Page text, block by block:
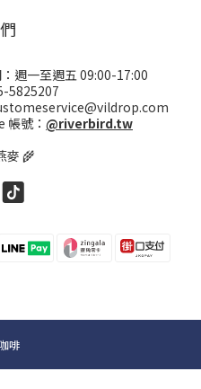
週一至週五 09:00-17:00
5825207
帳號： @riverbird.tw
麥 🌾
啡